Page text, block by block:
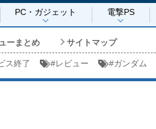
PC・ガジェット 電撃PS
ーまとめ サイトマップ
ス終了 #レビュー #ガンダム